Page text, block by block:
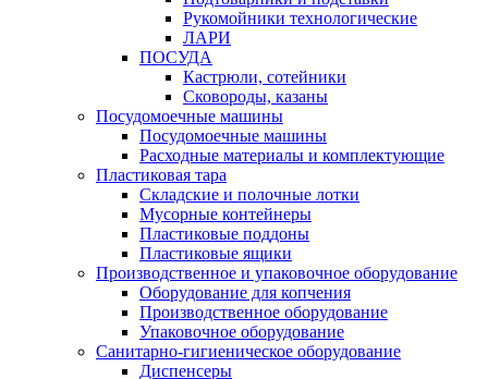
Рукомойники технологические
ЛАРИ
ПОСУДА
Кастрюли, сотейники
Сковороды, казаны
Посудомоечные машины
Посудомоечные машины
Расходные материалы и комплектующие
Пластиковая тара
Складские и полочные лотки
Мусорные контейнеры
Пластиковые поддоны
Пластиковые ящики
Производственное и упаковочное оборудование
Оборудование для копчения
Производственное оборудование
Упаковочное оборудование
Санитарно-гигиеническое оборудование
Диспенсеры